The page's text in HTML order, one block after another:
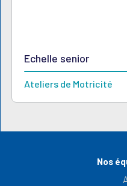
Echelle senior
Ateliers de Motricité
Nos